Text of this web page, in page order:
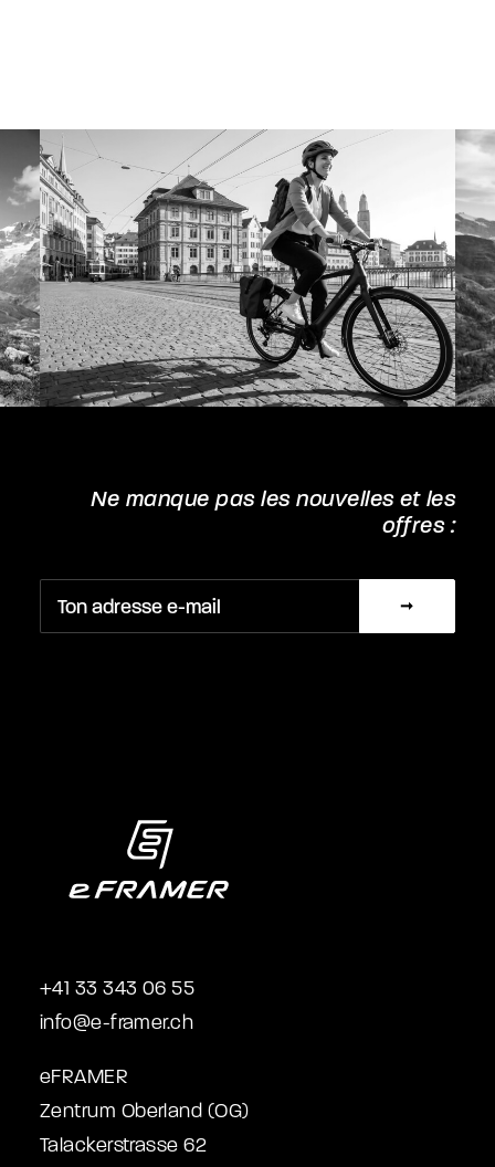
Ne manque pas les nouvelles et les
offres :
+41 33 343 06 55
info@e-framer.ch
eFRAMER
Zentrum Oberland (OG)
Talackerstrasse 62